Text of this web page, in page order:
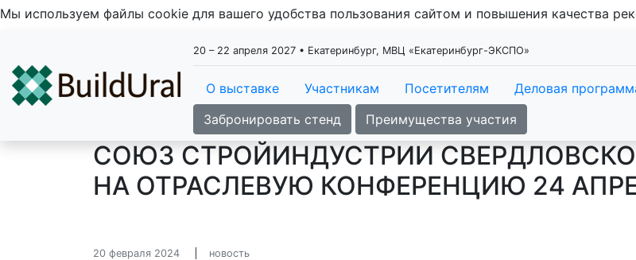
Мы используем файлы cookie для вашего удобства пользования сайтом и повышения качества
20 – 22 апреля 2027 • Екатеринбург, МВЦ «Екатеринбург-ЭКСПО»
О выставке Участникам Посетителям Деловая
Забронировать стенд
Преимущества участия
СОЮЗ СТРОЙИНДУСТРИИ
НА ОТРАСЛЕВУЮ КОНФЕРЕНЦИЮ 24
20 февраля 2024 новость